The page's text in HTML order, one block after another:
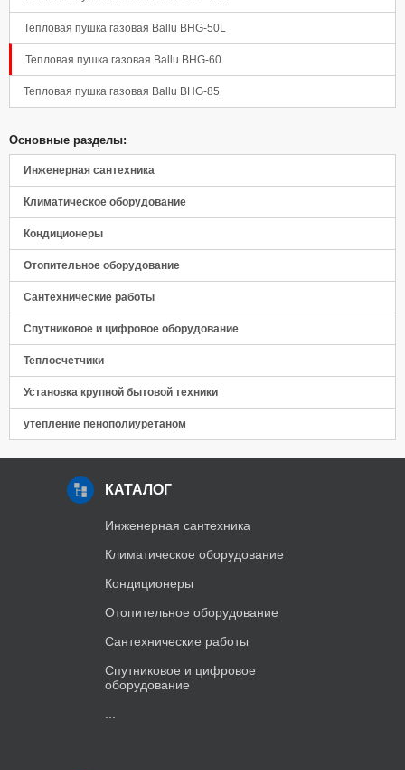
Тепловая пушка газовая Ballu BHG-50L
Тепловая пушка газовая Ballu BHG-60
Тепловая пушка газовая Ballu BHG-85
Основные разделы:
Инженерная сантехника
Климатическое оборудование
Кондиционеры
Отопительное оборудование
Сантехнические работы
Спутниковое и цифровое оборудование
Теплосчетчики
Установка крупной бытовой техники
утепление пенополиуретаном
КАТАЛОГ
Инженерная сантехника
Климатическое оборудование
Кондиционеры
Отопительное оборудование
Сантехнические работы
Спутниковое и цифровое
оборудование